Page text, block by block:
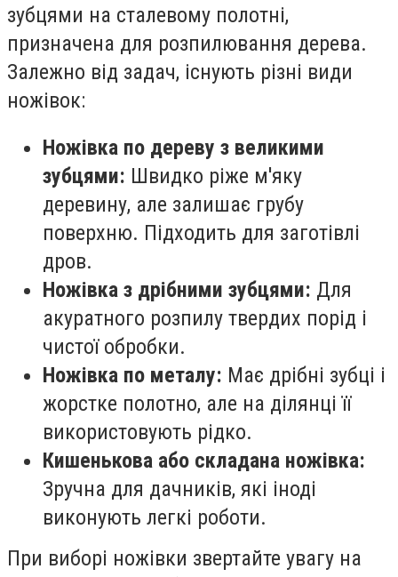
зубцями на сталевому полотні,
призначена для розпилювання дерева.
Залежно від задач, існують різні види
ножівок:
Ножівка по дереву з великими
зубцями: Швидко ріже м'яку
деревину, але залишає грубу
поверхню. Підходить для заготівлі
дров.
Ножівка з дрібними зубцями: Для
акуратного розпилу твердих порід і
чистої обробки.
Ножівка по металу: Має дрібні зубці і
жорстке полотно, але на ділянці її
використовують рідко.
Кишенькова або складана ножівка:
Зручна для дачників, які іноді
виконують легкі роботи.
При виборі ножівки звертайте увагу на